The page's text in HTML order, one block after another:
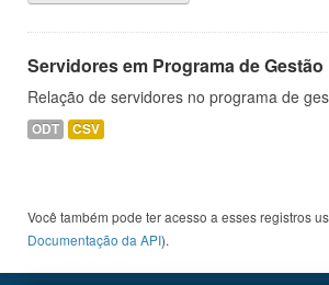
Servidores em Programa de Gestão
Relação de servidores no programa de
ODT CSV
Você também pode ter acesso a esses registros
Documentação da API).